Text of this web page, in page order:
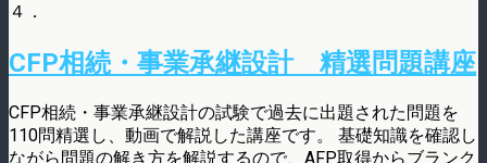
４．
CFP相続・事業承継設計 精選問題講座
CFP相続・事業承継設計の試験で過去に出題された問題を
110問精選し、動画で解説した講座です。 基礎知識を確認し
ながら問題の解き方を解説するので、AFP取得からブランク